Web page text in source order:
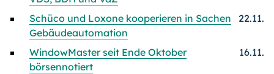
Schüco und Loxone kooperieren in Sachen
Gebäudeautomation
22.11.
WindowMaster seit Ende Oktober
börsennotiert
16.11.